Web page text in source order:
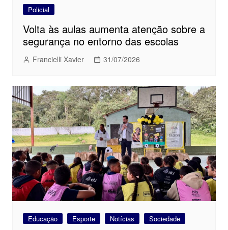
Policial
Volta às aulas aumenta atenção sobre a
segurança no entorno das escolas
Francielli Xavier 31/07/2026
Educação Esporte Notícias Sociedade